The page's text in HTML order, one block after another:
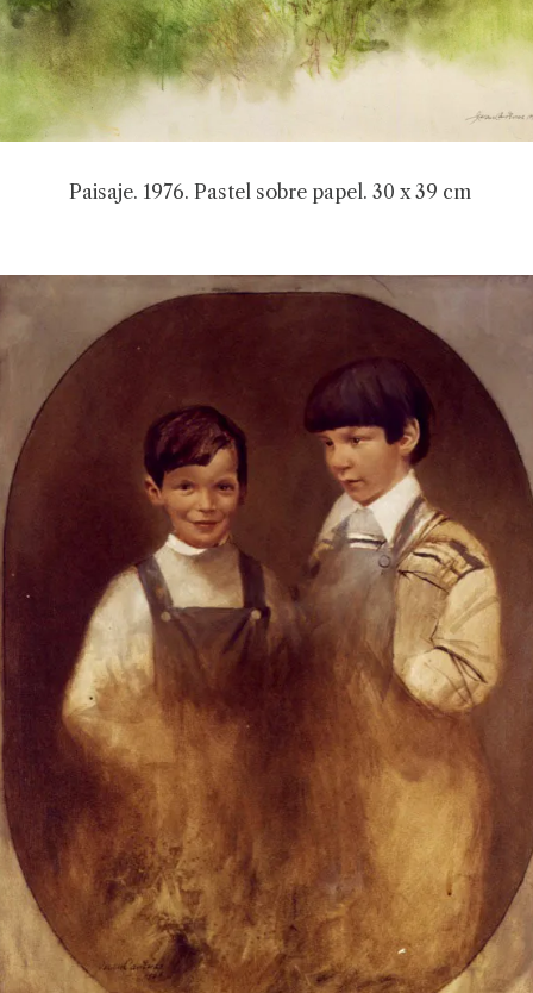
Paisaje. 1976. Pastel sobre papel. 30 x 39 cm